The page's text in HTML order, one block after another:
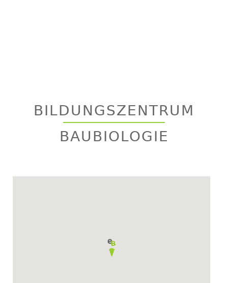
BILDUNGSZENTRUM
BAUBIOLOGIE